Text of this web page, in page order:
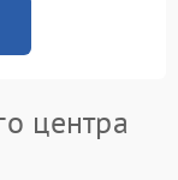
центра